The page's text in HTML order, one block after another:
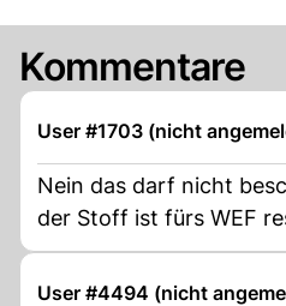
Kommentare
User #1703 (nicht
Nein das darf nicht
der Stoff ist fürs WEF
User #4494 (nicht